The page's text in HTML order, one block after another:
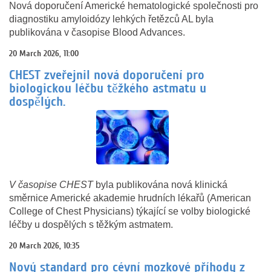
Nová doporučení Americké hematologické společnosti pro
diagnostiku amyloidózy lehkých řetězců AL byla
publikována v časopise Blood Advances.
20 March 2026, 11:00
CHEST zveřejnil nová doporučení pro
biologickou léčbu těžkého astmatu u
dospělých.
V časopise CHESTbyla publikována nová klinická
směrnice Americké akademie hrudních lékařů (American
College of Chest Physicians) týkající se volby biologické
léčby u dospělých s těžkým astmatem.
20 March 2026, 10:35
Nový standard pro cévní mozkové příhody z